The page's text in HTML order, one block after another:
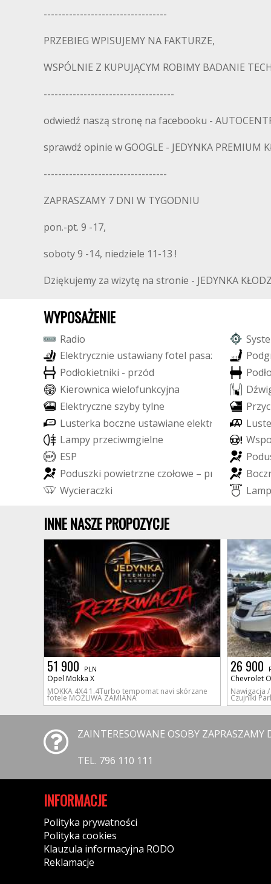
----------------------------------
PRZEBIEG WPISUJEMY NA FAKTURZE,
WSPÓLNIE Z KUPUJĄCYM ROBIMY BADANIE
------------------------------------
odwiedź naszą stronę na facebooku -
sprawdź opinie w GOOGLE - JEDYNKA PREMIUM
----------------------------------
ZAPRASZAMY 7 DNI W TYGODNIU
pon.-pt. 9 -17,
soboty 9 -14, niedziele 11-13 !
Dziękujemy za wizytę na stronie - JEDYNKA
WYPOSAŻENIE
Radio Syste
Elektrycznie ustawianyfotel pasaż a Podg
Podłokietniki - przód Podło
Kierownica wielofunkcyjna Dźwi
Elektryczne szybytylne Przyc
Lusterka boczne ustawiane elektr nie Luste
Lampy przeciwmgielne Wspo
ESP Podu
Poduszki powietrzne czołowe – pr Bocz
Wycieraczki Lamp
INNE NASZE PROPOZYCJE
51 900 PLN
Opel Mokka X
MOKKA 4X4 1.4Turbo tempomat navi skórzane
fotele MOŻLIWA ZAMIANA
26 900
Chevrolet
Nawigacja
Czujniki
ZAINTERESOWANE OSOBY ZAPRASZAMY
TEL. 796 110 111
INFORMACJE
Polityka prywatności
Polityka cookies
Klauzula informacyjna RODO
Reklamacje